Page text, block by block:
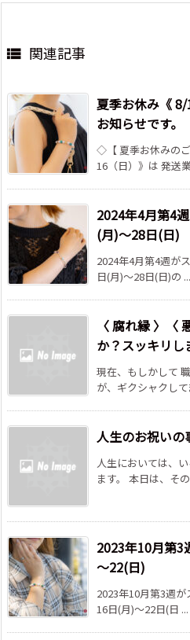
 関連記事
夏季お休み《
お知らせです。
◇【 夏季お休みの
16（日）》は 発送
2024年4月第4
(月)～28日(日)
2024年4月第4週が
日(月)～28日(日)の ...
〈 腐れ縁 〉〈
か？スッキリ
現在、もしかして
が、ギクシャクし
人生のお祝いの
人生においては、
ます。 本日は、そ
2023年10月第3
～22(日)
2023年10月第3週
16日(月)～22日(日 ...